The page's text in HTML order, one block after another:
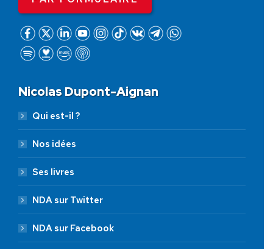
Nicolas Dupont-Aignan
Qui est-il ?
Nos idées
Ses livres
NDA sur Twitter
NDA sur Facebook